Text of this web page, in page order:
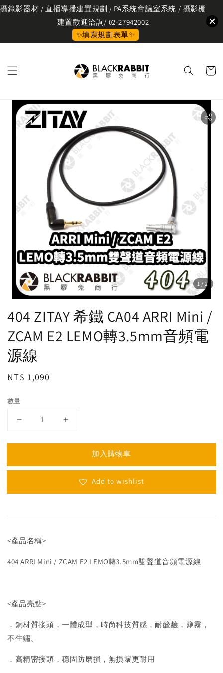
攝錄影器材 / 直播導播建置規劃 / PA系統會議室系統 / 攝影棚
建置歡迎洽詢/ 02-27942002
✨填寫規劃表單✨
1 /2
404 ZITAY 希鐵 CA04 ARRI Mini /
ZCAM E2 LEMO轉3.5mm音頻電
源線
Regular
NT$ 1,090
數量
加入購物車
Add to wishlist
<產品名稱>
404 ARRI Mini / ZCAM E2 LEMO轉3.5mm雙聲道音頻電源線
<產品亮點>
．銅材質接頭，一體成型，時尚科技質感，耐酸鹼，鹽霧，
不生鏽。
．高精密接頭，穩固防磨損，無損壞更耐用